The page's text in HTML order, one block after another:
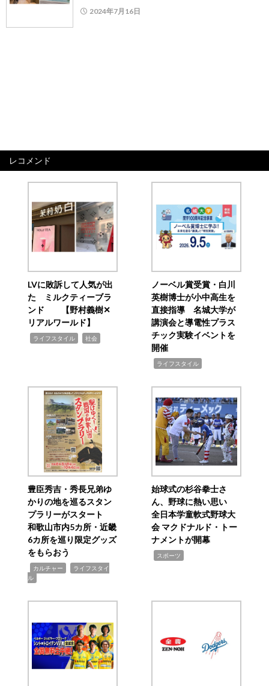
2024年7月16日
レコメンド
LVに敗訴して人気が出
た ミルクティーブラ
ンド 【野村義樹✕
リアルワールド】
ライフスタイル 社会
ノーベル賞受賞・白川
英樹博士が小中高生を
直接指導 名城大学が
講演会と導電性プラス
チック実験イベントを
開催
ライフスタイル
豊臣秀吉・秀長兄弟ゆ
かりの地を巡るスタン
プラリーがスタート
和歌山市内5カ所・近畿
6カ所を巡り限定グッズ
をもらおう
カルチャー
ライフスタイ
ル
始球式の杉谷拳士さ
ん、野球に熱い思い
全日本学童軟式野球大
会 マクドナルド・トー
ナメントが開幕
スポーツ